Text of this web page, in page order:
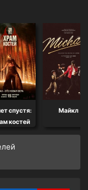
спустя:
костей
Майкл